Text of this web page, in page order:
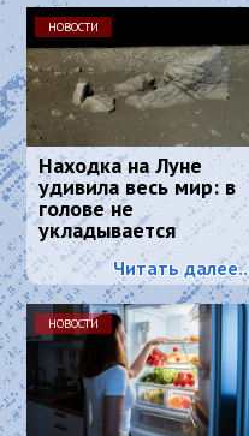
НОВОСТИ
Находка на Луне
удивила весь мир: в
голове не
укладывается
Читать далее..
НОВОСТИ